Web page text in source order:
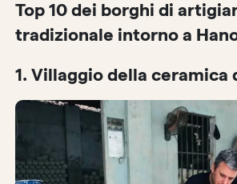
Top 10 dei borghi di
tradizionale intorno a
1.Villaggio della ceramica